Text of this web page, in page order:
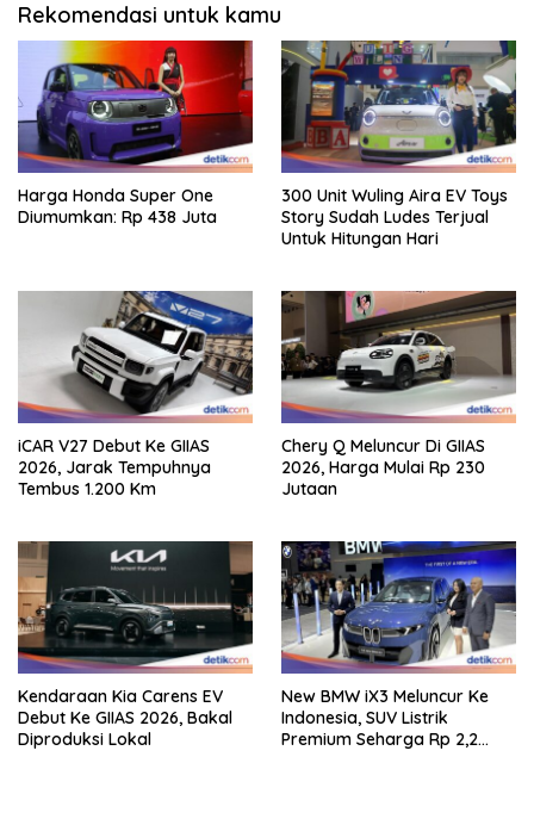
Rekomendasi untuk kamu
Harga Honda Super One
Diumumkan: Rp 438 Juta
300 Unit Wuling Aira EV Toys
Story Sudah Ludes Terjual
Untuk Hitungan Hari
iCAR V27 Debut Ke GIIAS
2026, Jarak Tempuhnya
Tembus 1.200 Km
Chery Q Meluncur Di GIIAS
2026, Harga Mulai Rp 230
Jutaan
Kendaraan Kia Carens EV
Debut Ke GIIAS 2026, Bakal
Diproduksi Lokal
New BMW iX3 Meluncur Ke
Indonesia, SUV Listrik
Premium Seharga Rp 2,2